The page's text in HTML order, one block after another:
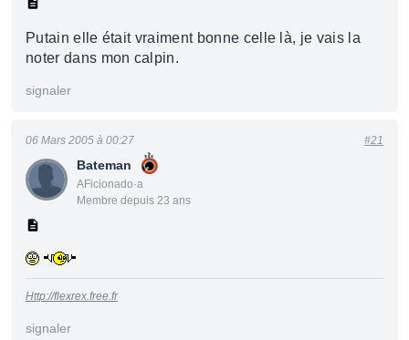
Putain elle était vraiment bonne celle là, je vais la
noter dans mon calpin.
signaler
Bateman
AFicionado·a
Membre depuis 23 ans
06 Mars 2005 à 00:27 #21
Http://flexrex.free.fr
signaler